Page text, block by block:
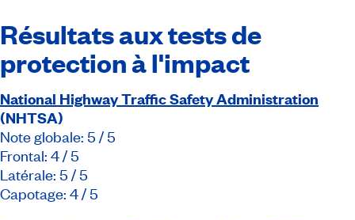
Résultats aux tests de
protection à l'impact
National Highway Traffic Safety Administration
(NHTSA)
Note globale: 5 / 5
Frontal: 4 / 5
Latérale: 5 / 5
Capotage: 4 / 5